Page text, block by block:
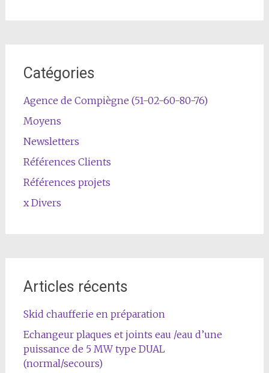
Catégories
Agence de Compiègne (51-02-60-80-76)
Moyens
Newsletters
Références Clients
Références projets
x Divers
Articles récents
Skid chaufferie en préparation
Echangeur plaques et joints eau /eau d’une
puissance de 5 MW type DUAL
(normal/secours)